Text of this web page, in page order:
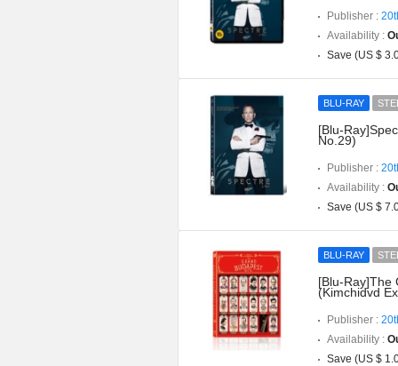
Publisher :
Availability :
Save (US $
BLU-RAY
[Blu-
No.29)
Publisher :
Availability :
Save (US $
BLU-RAY
[Blu-Ray]The
(Kimchidvd
Publisher :
Availability :
Save (US $